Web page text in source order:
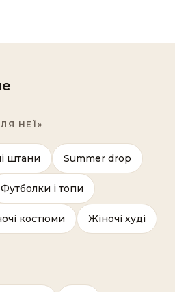
НЕЇ»
штани Summer drop
Футболки і топи
костюми Жіночі худі